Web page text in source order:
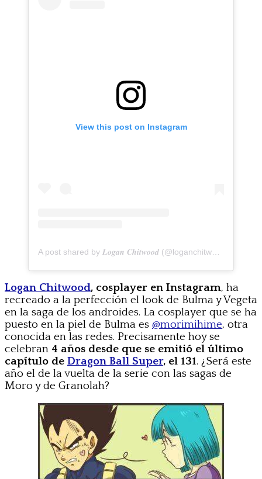
View this post on Instagram
A post shared by 𝑳𝒐𝒈𝒂𝒏 𝑪𝒉𝒊𝒕𝒘𝒐𝒐𝒅 (@loganchitwood)
Logan Chitwood, cosplayer en Instagram, ha
recreado a la perfección el look de Bulma y Vegeta
en la saga de los androides. La cosplayer que se ha
puesto en la piel de Bulma es @morimihime, otra
conocida en las redes. Precisamente hoy se
celebran 4 años desde que se emitió el último
capítulo de Dragon Ball Super, el 131. ¿Será este
año el de la vuelta de la serie con las sagas de
Moro y de Granolah?